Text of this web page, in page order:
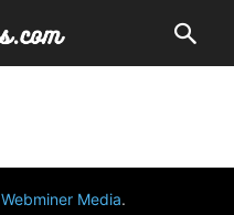
Webminer Media.